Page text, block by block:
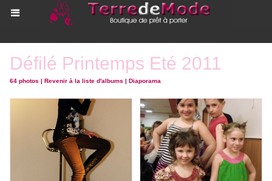
Défilé Printemps Eté 2011
64 photos | Revenir à la liste d'albums | Diaporama